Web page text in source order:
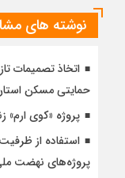
نوشته های
اتخاذ تصمیمات
حمایتی مسکن
پروژه «کوی
استفاده از
پروژه‌های نهضت